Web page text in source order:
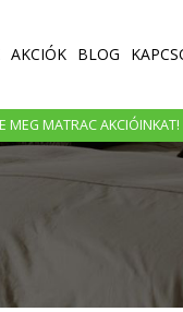
AKCIÓK BLOG
MEG MATRAC AKCIÓINKAT!